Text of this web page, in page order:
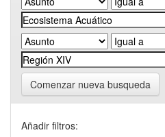
Comenzar nueva busqueda
Añadir filtros: